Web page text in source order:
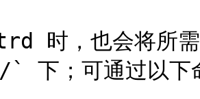
时，也会将所
；可通过以下